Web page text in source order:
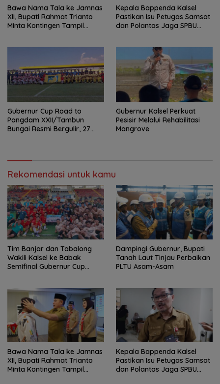
Bawa Nama Tala ke Jamnas
XII, Bupati Rahmat Trianto
Minta Kontingen Tampil
Kepala Bappenda Kalsel
Pastikan Isu Petugas Samsat
dan Polantas Jaga SPBU
Gubernur Cup Road to
Pangdam XXII/Tambun
Bungai Resmi Bergulir, 27
Gubernur Kalsel Perkuat
Pesisir Melalui Rehabilitasi
Mangrove
Rekomendasi untuk kamu
Tim Banjar dan Tabalong
Wakili Kalsel ke Babak
Semifinal Gubernur Cup
Dampingi Gubernur, Bupati
Tanah Laut Tinjau Perbaikan
PLTU Asam-Asam
Bawa Nama Tala ke Jamnas
XII, Bupati Rahmat Trianto
Minta Kontingen Tampil
Kepala Bappenda Kalsel
Pastikan Isu Petugas Samsat
dan Polantas Jaga SPBU